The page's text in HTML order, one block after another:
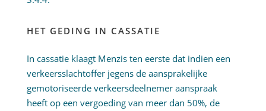
HET GEDING IN CASSATIE
In cassatie klaagt Menzis ten eerste dat indien een
verkeersslachtoffer jegens de aansprakelijke
gemotoriseerde verkeersdeelnemer aanspraak
heeft op een vergoeding van meer dan 50%, de